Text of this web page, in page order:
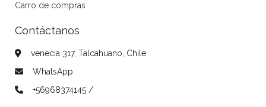
Carro de compras
Contáctanos
venecia 317, Talcahuano, Chile
WhatsApp
+56968374145 /